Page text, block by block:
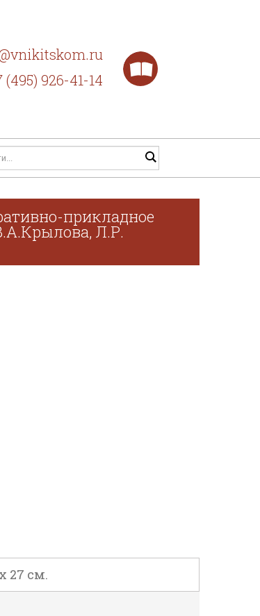
(495) 926-41-14
прикладное
Л.Р.
27 см.